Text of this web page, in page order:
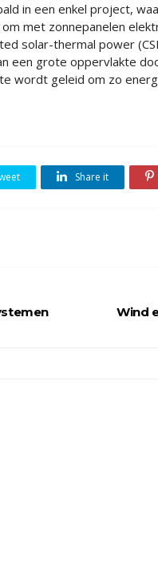
in een enkel project,
met zonnepanelen
solar-thermal power
een grote oppervlakte
wordt geleid om zo
Share it
Wind